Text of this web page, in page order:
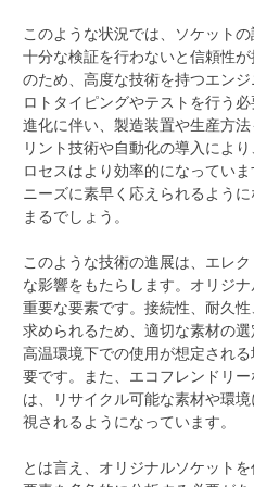
このような状況では、ソケット
十分な検証を行わないと信頼性
のため、高度な技術を持つエン
ロトタイピングやテストを行う
進化に伴い、製造装置や生産方
リント技術や自動化の導入によ
ロセスはより効率的になってい
ニーズに素早く応えられるよう
まるでしょう。
このような技術の進展は、エレ
な影響をもたらします。オリジ
重要な要素です。接続性、耐久
求められるため、適切な素材の選
高温環境下での使用が想定され
要です。また、エコフレンドリ
は、リサイクル可能な素材や環
視されるようになっています。
とは言え、オリジナルソケット